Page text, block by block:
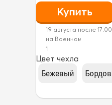
19 августа после 17:00
на Военном
1
Цвет чехла